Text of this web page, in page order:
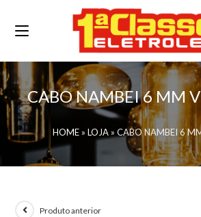
CABO NAMBEI 6 MM
HOME» LOJA» CABO NAMBEI 6
Produto anterior